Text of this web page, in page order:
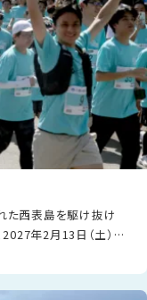
た西表島を駆け抜け
年2月13日（土）に